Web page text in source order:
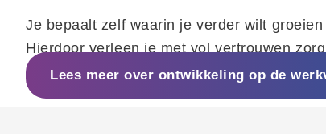
Je bepaalt zelf waarin je verder wilt
Hierdoor verleen je met vol vertrouwen
Lees meer over ontwikkeling op de